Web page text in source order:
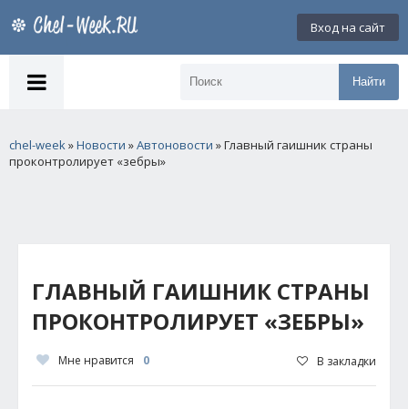
Вход на сайт
Найти
chel-week»Новости »Автоновости » Главный гаишник страны
проконтролирует «зебры»
ГЛАВНЫЙ ГАИШНИК СТРАНЫ
ПРОКОНТРОЛИРУЕТ «ЗЕБРЫ»
Мне нравится 0 В закладки